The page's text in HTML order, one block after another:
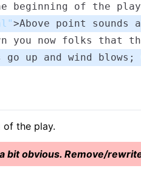
beginning of the
>Above point sounds
you now folks that
go up and wind